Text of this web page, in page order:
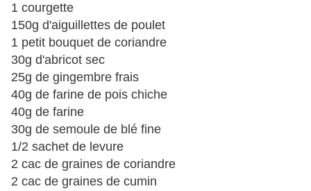
1 courgette
150g d'aiguillettes de poulet
1 petit bouquet de coriandre
30g d'abricot sec
25g de gingembre frais
40g de farine de pois chiche
40g de farine
30g de semoule de blé fine
1/2 sachet de levure
2 cac de graines de coriandre
2 cac de graines de cumin